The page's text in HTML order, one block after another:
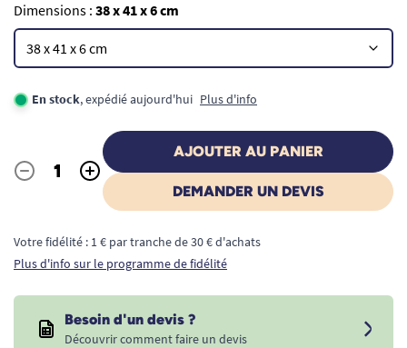
Dimensions : 38 x 41 x 6 cm
En stock, expédié aujourd'hui Plus d'info
Quantité
- +
AJOUTER AU PANIER
DEMANDER UN DEVIS
Votre fidélité : 1 € par tranche de 30 € d'achats
Plus d'info sur le programme de fidélité
Besoin d'un devis ?
Découvrir comment faire un devis